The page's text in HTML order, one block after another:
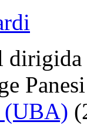
(UBA)